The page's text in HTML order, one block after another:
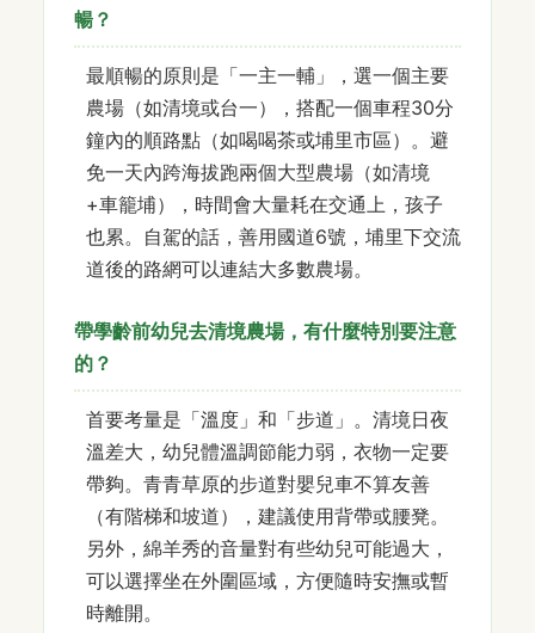
暢？
最順暢的原則是「一主一輔」，選一個主要
農場（如清境或台一），搭配一個車程30分
鐘內的順路點（如喝喝茶或埔里市區）。避
免一天內跨海拔跑兩個大型農場（如清境
+車籠埔），時間會大量耗在交通上，孩子
也累。自駕的話，善用國道6號，埔里下交流
道後的路網可以連結大多數農場。
帶學齡前幼兒去清境農場，有什麼特別要注意
的？
首要考量是「溫度」和「步道」。清境日夜
溫差大，幼兒體溫調節能力弱，衣物一定要
帶夠。青青草原的步道對嬰兒車不算友善
（有階梯和坡道），建議使用背帶或腰凳。
另外，綿羊秀的音量對有些幼兒可能過大，
可以選擇坐在外圍區域，方便隨時安撫或暫
時離開。